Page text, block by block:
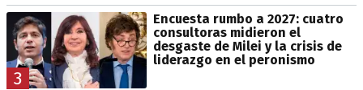
3
Encuesta rumbo a 2027: cuatro
consultoras midieron el
desgaste de Milei y la crisis de
liderazgo en el peronismo